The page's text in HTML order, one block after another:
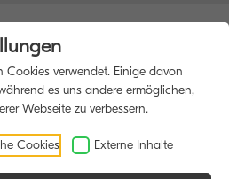
Cookies verwendet. Einige davon
es uns andere ermöglichen,
Webseite zu verbessern.
Cookies Externe Inhalte